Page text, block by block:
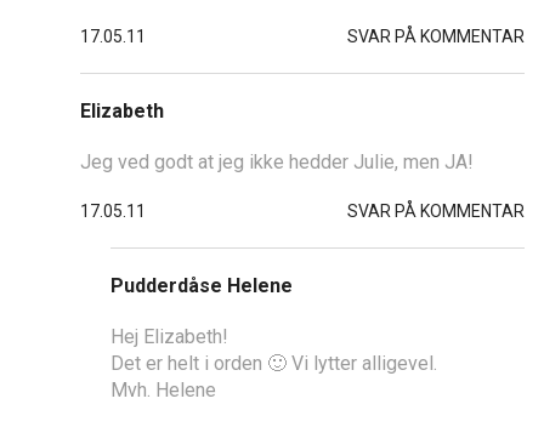
17.05.11 SVAR PÅ KOMMENTAR
Elizabeth
Jeg ved godt at jeg ikke hedder Julie, men JA!
17.05.11 SVAR PÅ KOMMENTAR
Pudderdåse Helene
Hej Elizabeth!
Det er helt i orden 🙂 Vi lytter alligevel.
Mvh. Helene